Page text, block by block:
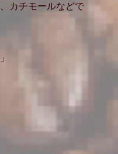
カチモールなどで